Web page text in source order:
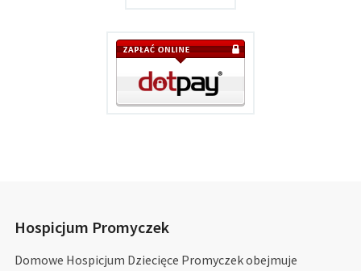
Hospicjum Promyczek
Domowe Hospicjum Dziecięce Promyczek obejmuje